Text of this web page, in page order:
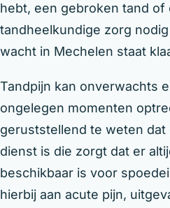
hebt, een gebroken tand
tandheelkundige zorg
wacht in Mechelen staat
Tandpijn kan onverwachts
ongelegen momenten
geruststellend te weten dat
dienst is die zorgt dat er
beschikbaar is voor
hierbij aan acute pijn,